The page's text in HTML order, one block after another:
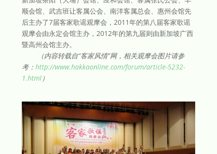
顺会馆、武吉班让客属公会、南洋客属总会、惠州会馆先
后主办了7届客家歌谣观摩会，2011年的第八届客家歌谣
观摩会由永定会馆主办，2012年的第九届则由新加坡广西
暨高州会馆主办。
（内容转载自“客家风情”网，相关观摩会图片请参
考： http://www.hakkaonline.com/forum/article-5232-
1.html）